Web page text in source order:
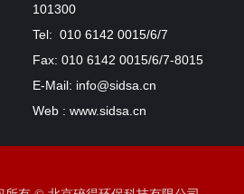
101300
Tel: 010 6142 0015/6/7
Fax: 010 6142 0015/6/7-8015
E-Mail: info@sidsa.cn
Web : www.sidsa.cn